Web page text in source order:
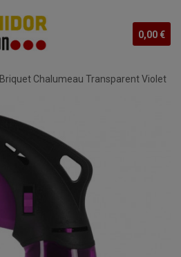
0,00 €
Briquet Chalumeau Transparent Violet